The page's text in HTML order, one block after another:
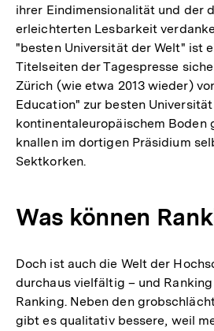
ihrer Eindimensionalität und der
erleichterten Lesbarkeit
"besten Universität der Welt" ist
Titelseiten der Tagespresse
Zürich (wie etwa 2013 wieder)
Education" zur besten
kontinentaleuropäischem Boden
knallen im dortigen Präsidium
Sektkorken.
Was können
Doch ist auch die Welt der
durchaus vielfältig – und
Ranking. Neben den
gibt es qualitativ bessere, weil